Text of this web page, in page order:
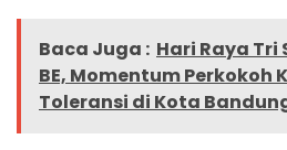
Baca Juga : Hari Raya Tri
BE, Momentum Perkokoh
Toleransi di Kota